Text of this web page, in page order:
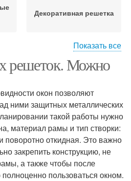
Декоративная решетка
Показать все
решеток. Можно
окон позволяют
ними защитных металлических
такой работы нужно
материал рамы и тип створки:
поворотно откидная. Это важно
закрепить конструкцию, не
а также чтобы после
пользоваться окном.